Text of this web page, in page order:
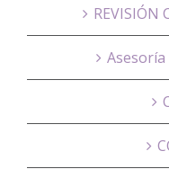
REVISIÓN